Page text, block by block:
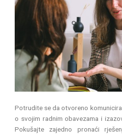
Potrudite se da otvoreno
o svojim radnim obavezama i
Pokušajte zajedno pronaći